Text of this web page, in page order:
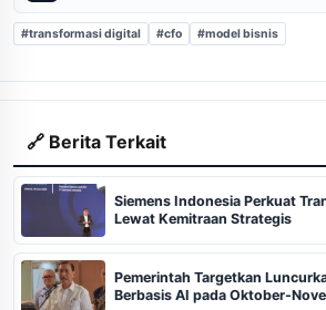
#transformasi digital #cfo #model bisnis
🔗 Berita Terkait
Siemens Indonesia Perkuat
Lewat Kemitraan Strategis
Pemerintah Targetkan
Berbasis AI pada Oktober-